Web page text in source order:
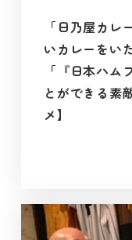
「日乃屋カ
いカレーをい
「『日本ハム
とができる素
メ】